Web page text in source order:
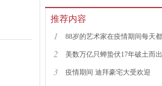
推荐内容
1
2 美数万亿只蝉蛰伏17年破土而出
3 疫情期间 迪拜豪宅大受欢迎